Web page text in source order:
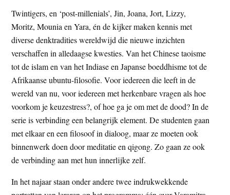
Twintigers, en ‘post-millenials’, Jin, Joana, Jort, Lizzy,
Moritz, Mounia en Yara, én de kijker maken kennis met
diverse denktradities wereldwijd die nieuwe inzichten
verschaffen in alledaagse kwesties. Van het Chinese taoisme
tot de islam en van het Indiase en Japanse boeddhisme tot de
Afrikaanse ubuntu-filosofie. Voor iedereen die leeft in de
wereld van nu, voor iedereen met herkenbare vragen als hoe
voorkom je keuzestress?, of hoe ga je om met de dood? In de
serie is verbinding een belangrijk element. De studenten gaan
met elkaar en een filosoof in dialoog, maar ze moeten ook
binnenwerk doen door meditatie en qigong. Zo gaan ze ook
de verbinding aan met hun innerlijke zelf.
In het najaar staan onder andere twee indrukwekkende